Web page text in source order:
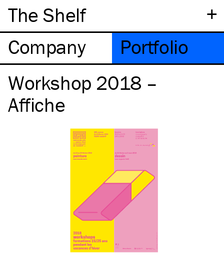
+
The Shelf
Company
Portfolio
Workshop 2018 –
Affiche